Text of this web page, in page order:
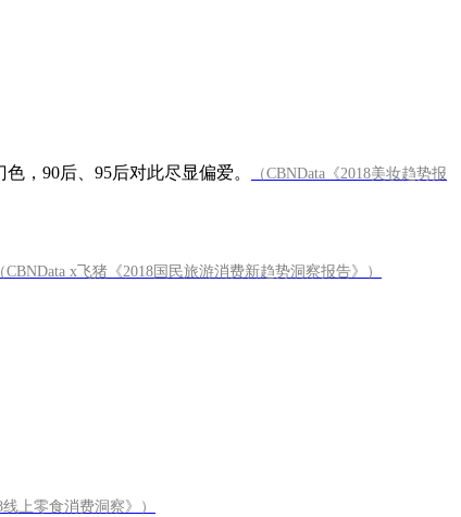
，90后、95后对此尽显偏爱。
（CBNData《2018美妆趋势报
（CBNData x飞猪《2018国民旅游消费新趋势洞察报告》）
线上零食消费洞察》）